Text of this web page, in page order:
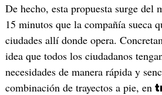
De hecho, esta propuesta surge del
15 minutos que la compañía sueca
ciudades allí donde opera.
idea que todos los ciudadanos
necesidades de manera rápida y
combinación de trayectos a pie, en